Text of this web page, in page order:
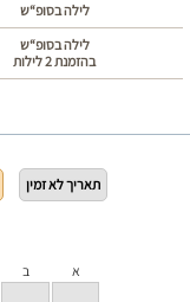
לילה בסופ“ש
לילה בסופ“ש
בהזמנת 2 לילות
תאריך לא זמין
א
ב